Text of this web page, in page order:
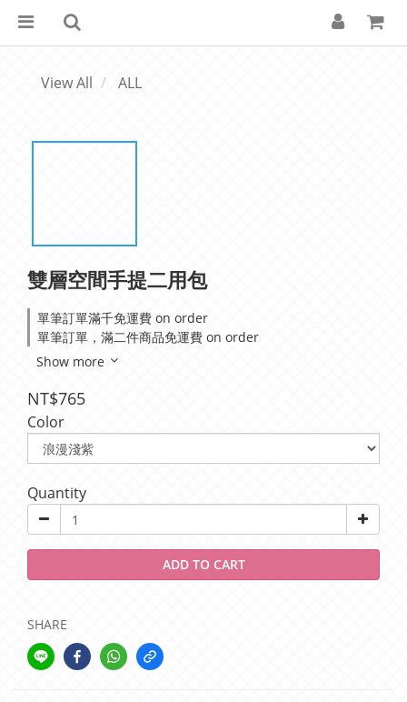
View All ALL
雙層空間手提二用包
單筆訂單滿千免運費 on order
單筆訂單，滿二件商品免運費 on order
Show more
NT$765
Color
Quantity
ADD TO CART
SHARE